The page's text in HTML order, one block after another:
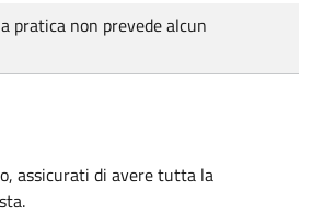
pratica non prevede alcun
assicurati di avere tutta la